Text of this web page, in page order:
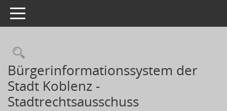
Toggle navigation
Bürgerinformationssystem der
Stadt Koblenz -
Stadtrechtsausschuss